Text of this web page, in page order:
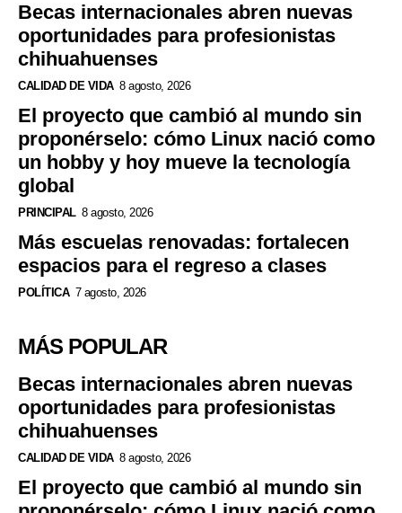
Becas internacionales abren nuevas
oportunidades para profesionistas
chihuahuenses
CALIDAD DE VIDA 8 agosto, 2026
El proyecto que cambió al mundo sin
proponérselo: cómo Linux nació como
un hobby y hoy mueve la tecnología
global
PRINCIPAL 8 agosto, 2026
Más escuelas renovadas: fortalecen
espacios para el regreso a clases
POLÍTICA 7 agosto, 2026
MÁS POPULAR
Becas internacionales abren nuevas
oportunidades para profesionistas
chihuahuenses
CALIDAD DE VIDA 8 agosto, 2026
El proyecto que cambió al mundo sin